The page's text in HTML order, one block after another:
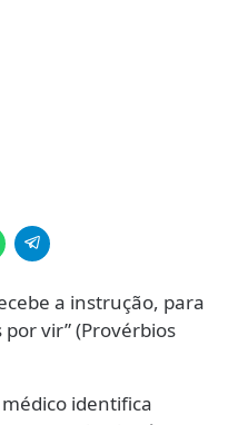
a instrução, para
vir” (Provérbios
identifica